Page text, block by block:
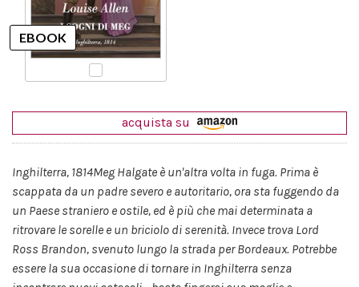
acquista su
Inghilterra, 1814Meg Halgate è un'altra volta in fuga. Prima è
scappata da un padre severo e autoritario, ora sta fuggendo da
un Paese straniero e ostile, ed è più che mai determinata a
ritrovare le sorelle e un briciolo di serenità. Invece trova Lord
Ross Brandon, svenuto lungo la strada per Bordeaux. Potrebbe
essere la sua occasione di tornare in Inghilterra senza